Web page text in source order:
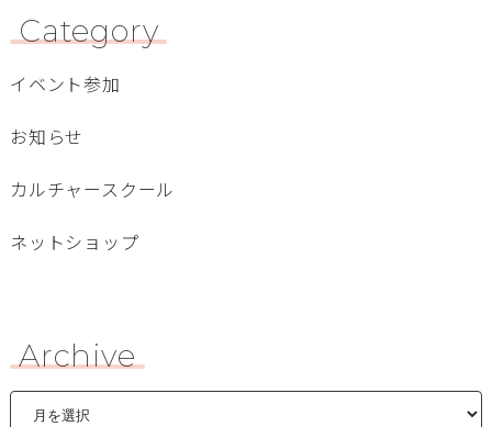
Category
イベント参加
お知らせ
カルチャースクール
ネットショップ
Archive